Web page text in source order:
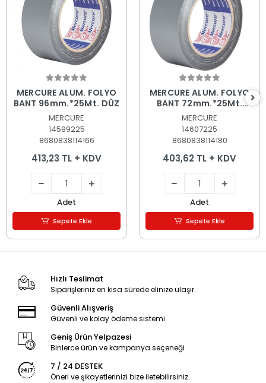
MERCURE ALUM. FOLYO
BANT 96mm.*25Mt. DÜZ
MERCURE
14599225
8680838114166
413,23 TL + KDV
Adet
Sepete Ekle
MERCURE ALUM. FOLYO
BANT 72mm.*25Mt.
TAKVİYELİ
MERCURE
14607225
8680838114180
403,62 TL + KDV
Adet
Sepete Ekle
Hızlı Teslimat
Siparişleriniz en kısa sürede elinize ulaşır.
Güvenli Alışveriş
Güvenli ve kolay ödeme sistemi
Geniş Ürün Yelpazesi
Binlerce ürün ve kampanya seçeneği
7 / 24 DESTEK
Öneri ve şikayetlerinizi bize iletebilirsiniz.